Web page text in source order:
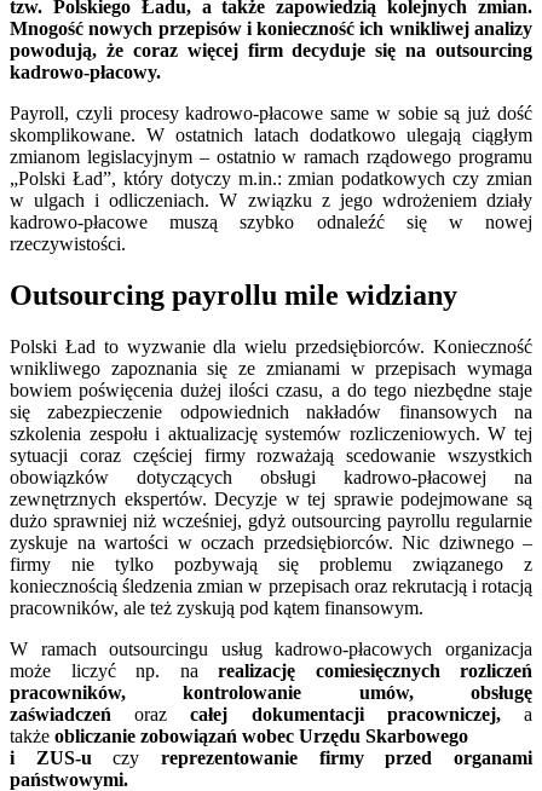
tzw. Polskiego Ładu, a także zapowiedzią kolejnych zmian.
Mnogość nowych przepisów i konieczność ich wnikliwej analizy
powodują, że coraz więcej firm decyduje się na outsourcing
kadrowo-płacowy.
Payroll, czyli procesy kadrowo-płacowe same w sobie są już dość
skomplikowane. W ostatnich latach dodatkowo ulegają ciągłym
zmianom legislacyjnym – ostatnio w ramach rządowego programu
„Polski Ład”, który dotyczy m.in.: zmian podatkowych czy zmian
w ulgach i odliczeniach. W związku z jego wdrożeniem działy
kadrowo-płacowe muszą szybko odnaleźć się w nowej
rzeczywistości.
Outsourcing payrollu mile widziany
Polski Ład to wyzwanie dla wielu przedsiębiorców. Konieczność
wnikliwego zapoznania się ze zmianami w przepisach wymaga
bowiem poświęcenia dużej ilości czasu, a do tego niezbędne staje
się zabezpieczenie odpowiednich nakładów finansowych na
szkolenia zespołu i aktualizację systemów rozliczeniowych. W tej
sytuacji coraz częściej firmy rozważają scedowanie wszystkich
obowiązków dotyczących obsługi kadrowo-płacowej na
zewnętrznych ekspertów. Decyzje w tej sprawie podejmowane są
dużo sprawniej niż wcześniej, gdyż outsourcing payrollu regularnie
zyskuje na wartości w oczach przedsiębiorców. Nic dziwnego –
firmy nie tylko pozbywają się problemu związanego z
koniecznością śledzenia zmian w przepisach oraz rekrutacją i rotacją
pracowników, ale też zyskują pod kątem finansowym.
W ramach outsourcingu usług kadrowo-płacowych organizacja
może liczyć np. na realizację comiesięcznych rozliczeń
pracowników, kontrolowanie umów, obsługę
zaświadczeń oraz całej dokumentacji pracowniczej,a
także obliczanie zobowiązań wobec Urzędu Skarbowego
i ZUS-uczy reprezentowanie firmy przed organami
państwowymi.